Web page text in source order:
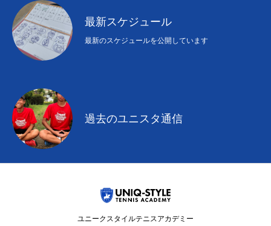
最新スケジュール
最新のスケジュールを公開しています
過去のユニスタ通信
ユニークスタイルテニスアカデミー